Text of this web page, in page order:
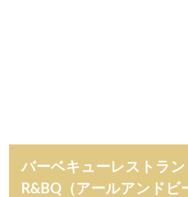
バーベキューレストラン
R&BQ（アールアンドビ